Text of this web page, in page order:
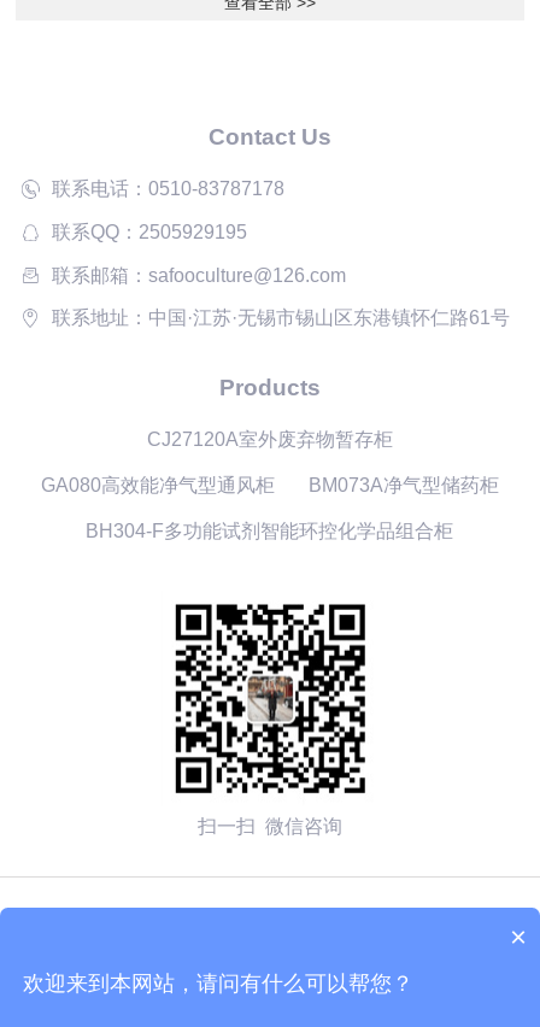
Contact Us
联系电话：0510-83787178
联系QQ：2505929195
联系邮箱：safooculture@126.com
联系地址：中国·江苏·无锡市锡山区东港镇怀仁路61号
Products
CJ27120A室外废弃物暂存柜
GA080高效能净气型通风柜 BM073A净气型储药柜
BH304-F多功能试剂智能环控化学品组合柜
扫一扫 微信咨询
技术支持：化工仪器网管理登陆 sitemap.xml
×
欢迎来到本网站，请问有什么可以帮您？